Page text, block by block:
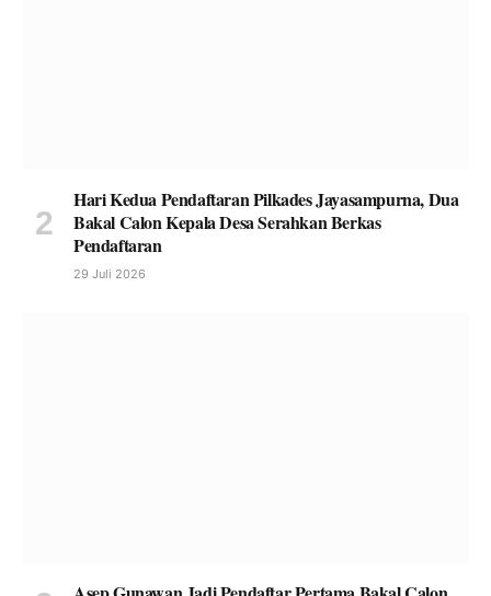
Hari Kedua Pendaftaran Pilkades Jayasampurna, Dua
Bakal Calon Kepala Desa Serahkan Berkas
Pendaftaran
29 Juli 2026